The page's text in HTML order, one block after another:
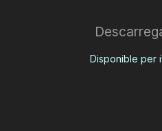
Disponible per